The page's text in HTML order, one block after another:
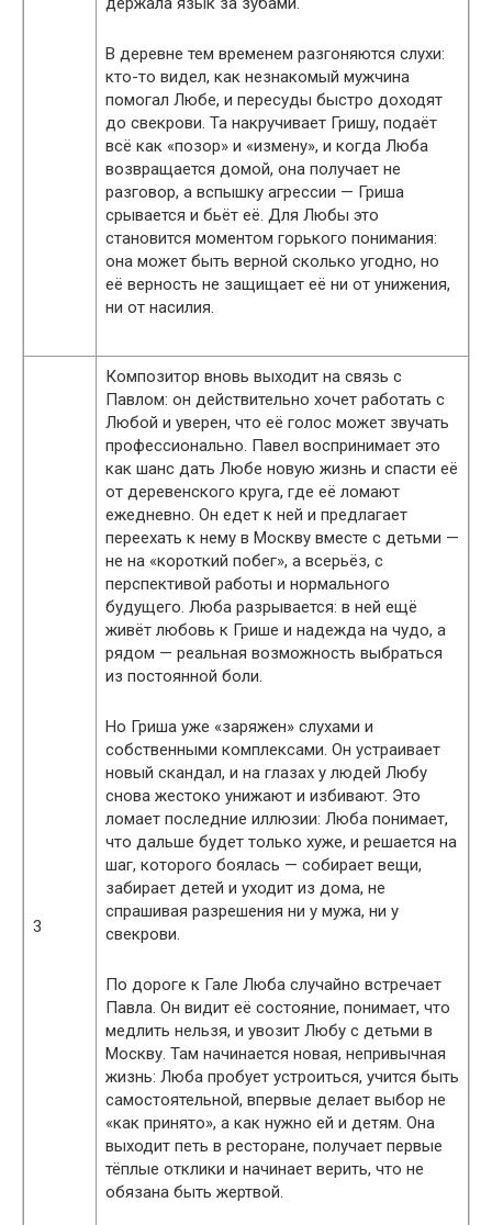
В деревне тем временем разгоняются слухи:
кто-то видел, как незнакомый мужчина
помогал Любе, и пересуды быстро доходят
до свекрови. Та накручивает Гришу, подаёт
всё как «позор» и «измену», и когда Люба
возвращается домой, она получает не
разговор, а вспышку агрессии — Гриша
срывается и бьёт её. Для Любы это
становится моментом горького понимания:
она может быть верной сколько угодно, но
её верность не защищает её ни от унижения,
ни от насилия.
3
Композитор вновь выходит на связь с
Павлом: он действительно хочет работать с
Любой и уверен, что её голос может звучать
профессионально. Павел воспринимает это
как шанс дать Любе новую жизнь и спасти её
от деревенского круга, где её ломают
ежедневно. Он едет к ней и предлагает
переехать к нему в Москву вместе с детьми —
не на «короткий побег», а всерьёз, с
перспективой работы и нормального
будущего. Люба разрывается: в ней ещё
живёт любовь к Грише и надежда на чудо, а
рядом — реальная возможность выбраться
из постоянной боли.
Но Гриша уже «заряжен» слухами и
собственными комплексами. Он устраивает
новый скандал, и на глазах у людей Любу
снова жестоко унижают и избивают. Это
ломает последние иллюзии: Люба понимает,
что дальше будет только хуже, и решается на
шаг, которого боялась — собирает вещи,
забирает детей и уходит из дома, не
спрашивая разрешения ни у мужа, ни у
свекрови.
По дороге к Гале Люба случайно встречает
Павла. Он видит её состояние, понимает, что
медлить нельзя, и увозит Любу с детьми в
Москву. Там начинается новая, непривычная
жизнь: Люба пробует устроиться, учится быть
самостоятельной, впервые делает выбор не
«как принято», а как нужно ей и детям. Она
выходит петь в ресторане, получает первые
тёплые отклики и начинает верить, что не
обязана быть жертвой.